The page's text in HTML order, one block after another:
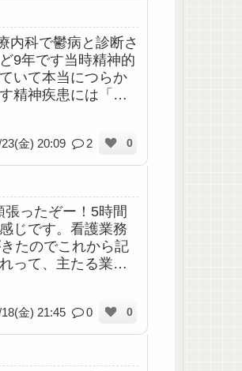
内科で鬱病と診断さ
9年です当時精神的
いて本当につらか
精神疾患には「治
金) 20:09 2 0
ったぞー！5時間
じです。看護業務
たのでこれから記
って、主たる業務
金) 21:45 0 0